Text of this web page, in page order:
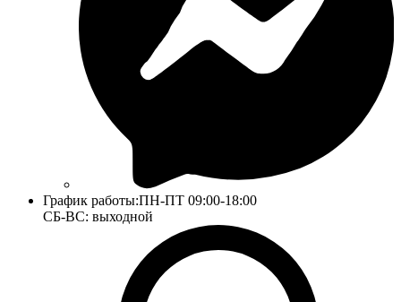
График работы:ПН-ПТ 09:00-18:00
СБ-ВС: выходной